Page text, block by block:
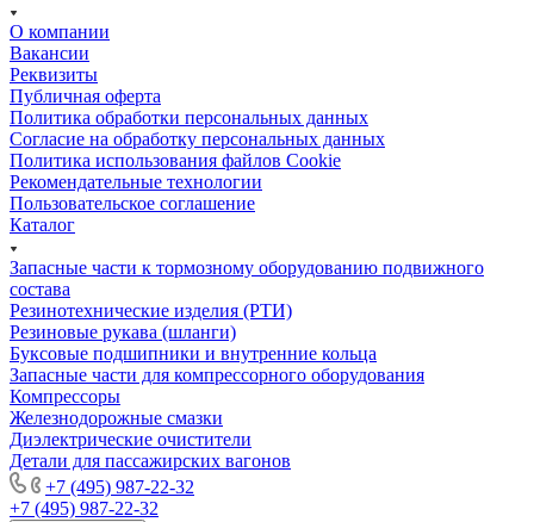
О компании
Вакансии
Реквизиты
Публичная оферта
Политика обработки персональных данных
Cогласие на обработку персональных данных
Политика использования файлов Cookie
Рекомендательные технологии
Пользовательское соглашение
Каталог
Запасные части к тормозному оборудованию подвижного
состава
Резинотехнические изделия (РТИ)
Резиновые рукава (шланги)
Буксовые подшипники и внутренние кольца
Запасные части для компрессорного оборудования
Компрессоры
Железнодорожные смазки
Диэлектрические очистители
Детали для пассажирских вагонов
+7 (495) 987-22-32
+7 (495) 987-22-32